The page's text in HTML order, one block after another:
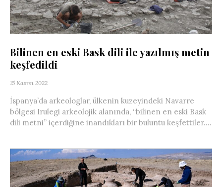
Bilinen en eski Bask dili ile yazılmış metin
keşfedildi
15 Kasım 2022
İspanya’da arkeologlar, ülkenin kuzeyindeki Navarre
bölgesi Irulegi arkeolojik alanında, “bilinen en eski Bask
dili metni” içerdiğine inandıkları bir buluntu keşfettiler....